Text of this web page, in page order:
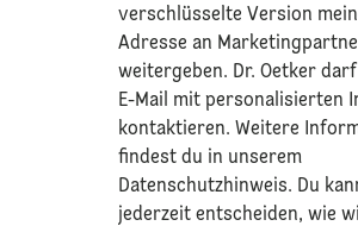
verschlüsselte Version
Adresse an
weitergeben. Dr. Oetker
E-Mail mit personalisierten
kontaktieren. Weitere
findest du in unserem
Datenschutzhinweis. Du
jederzeit entscheiden, wie